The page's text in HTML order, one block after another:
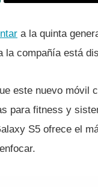
a la quinta
la compañí­a está
este nuevo móvil
para fitness y
S5 ofrece el